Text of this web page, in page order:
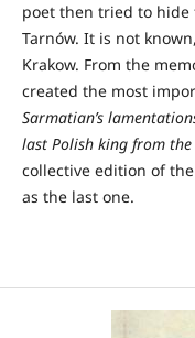
poet then tried to hide
Tarnów. It is not
Krakow. From the
created the most
Sarmatian’s
last Polish king from the
collective edition of
as the last one.